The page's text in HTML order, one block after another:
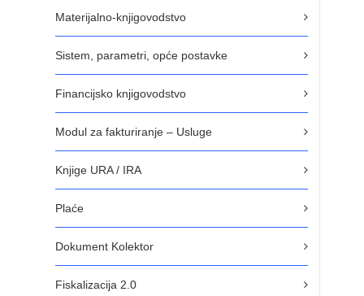
Materijalno-knjigovodstvo
Sistem, parametri, opće postavke
Financijsko knjigovodstvo
Modul za fakturiranje – Usluge
Knjige URA / IRA
Plaće
Dokument Kolektor
Fiskalizacija 2.0